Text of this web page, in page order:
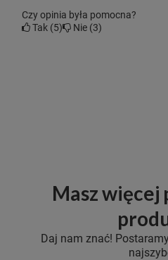
Czy opinia była pomocna?
Tak 5 Nie 3
Masz więcej
Daj nam znać!